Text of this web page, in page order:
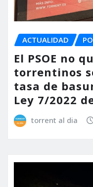
ACTUALIDAD
El PSOE no
torrentinos
tasa de
Ley 7/2022
torrent al dia